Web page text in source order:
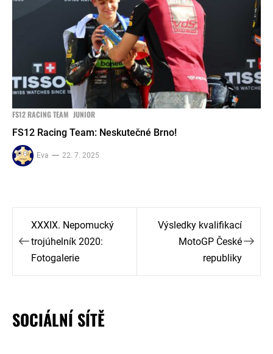
FS12 RACING TEAM JUNIOR
FS12 Racing Team: Neskutečné Brno!
Eva 22. 7. 2025
Navigace
pro
příspěvek
XXXIX. Nepomucký
trojúhelník 2020:
Fotogalerie
Výsledky kvalifikací
MotoGP České
republiky
SOCIÁLNÍ SÍTĚ